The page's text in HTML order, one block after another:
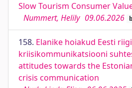
Slow Tourism Consumer
Nummert, Helily 09.06.2026
158. Elanike hoiakud Eesti riigi
kriisikommunikatsiooni
attitudes towards the
crisis communication